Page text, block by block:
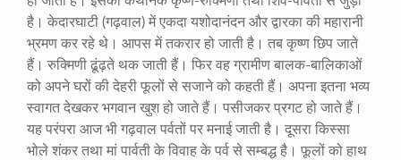
है। केदारघाटी (गढ़वाल) में एकदा यशोदानंदन और द्वारका की महारानी
भ्रमण कर रहे थे। आपस में तकरार हो जाती है। तब कृष्ण छिप जाते
हैं। रुक्मिणी ढूंढ़ते थक जाती हैं। फिर वह ग्रामीण बालक-बालिकाओं
को अपने घरों की देहरी फूलों से सजाने को कहती हैं। अपना इतना भव्य
स्वागत देखकर भगवान खुश हो जाते हैं। पसीजकर प्रगट हो जाते हैं।
यह परंपरा आज भी गढ़वाल पर्वतों पर मनाई जाती है। दूसरा किस्सा
भोले शंकर तथा मां पार्वती के विवाह के पर्व से सम्बद्ध है। फूलों को हाथ